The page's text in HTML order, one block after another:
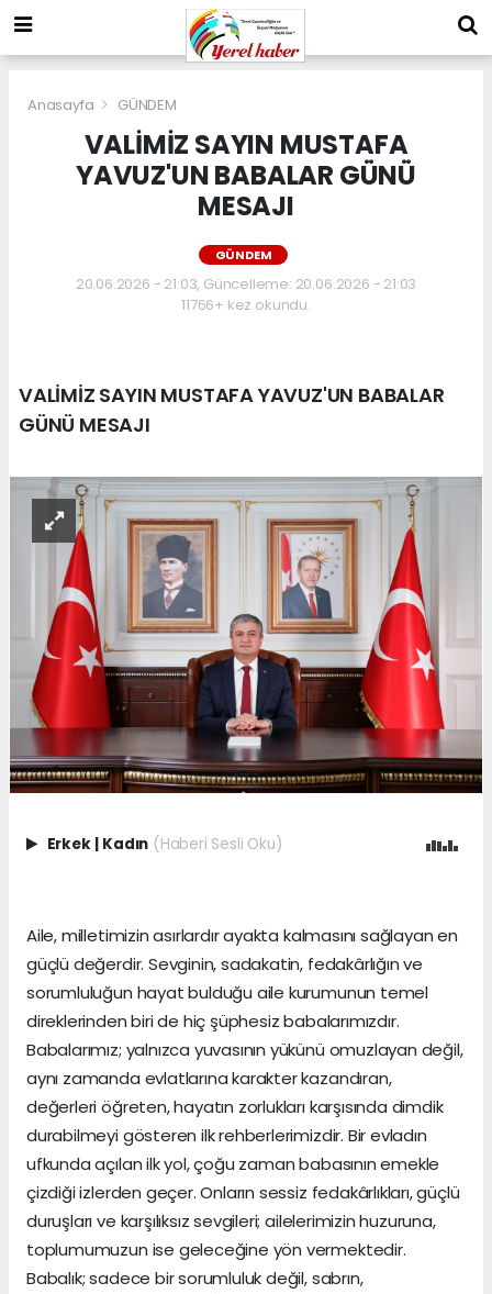
Anasayfa GÜNDEM
VALİMİZ SAYIN MUSTAFA
YAVUZ'UN BABALAR GÜNÜ
MESAJI
GÜNDEM
20.06.2026 - 21:03, Güncelleme: 20.06.2026 - 21:03
11766+ kez okundu.
VALİMİZ SAYIN MUSTAFA YAVUZ'UN BABALAR
GÜNÜ MESAJI
Erkek Kadın (Haberi Sesli Oku)
Aile, milletimizin asırlardır ayakta kalmasını sağlayan en
güçlü değerdir. Sevginin, sadakatin, fedakârlığın ve
sorumluluğun hayat bulduğu aile kurumunun temel
direklerinden biri de hiç şüphesiz babalarımızdır.
Babalarımız; yalnızca yuvasının yükünü omuzlayan değil,
aynı zamanda evlatlarına karakter kazandıran,
değerleri öğreten, hayatın zorlukları karşısında dimdik
durabilmeyi gösteren ilk rehberlerimizdir. Bir evladın
ufkunda açılan ilk yol, çoğu zaman babasının emekle
çizdiği izlerden geçer. Onların sessiz fedakârlıkları, güçlü
duruşları ve karşılıksız sevgileri; ailelerimizin huzuruna,
toplumumuzun ise geleceğine yön vermektedir.
Babalık; sadece bir sorumluluk değil, sabrın,